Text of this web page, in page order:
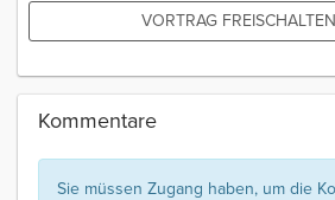
VORTRAG FREISCHALTEN
Kommentare
Sie müssen Zugang haben, um die